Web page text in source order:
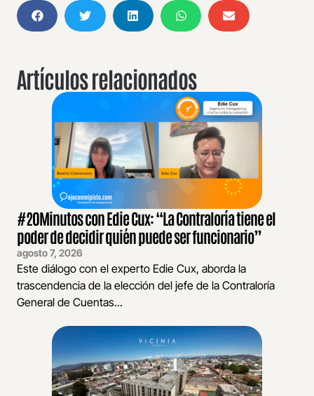
Artículos relacionados
#20Minutos con Edie Cux: “La Contraloría tiene el
poder de decidir quién puede ser funcionario”
agosto 7, 2026
Este diálogo con el experto Edie Cux, aborda la
trascendencia de la elección del jefe de la Contraloría
General de Cuentas...